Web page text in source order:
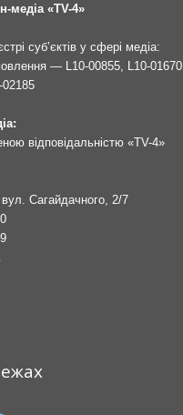
медіа «TV-4»
суб’єктів у сфері медіа:
— L10-00855, L10-01670
відповідальністю «TV-4»
Сагайдачного, 2/7